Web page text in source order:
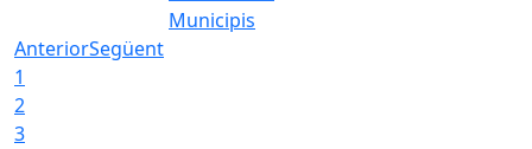
Municipis
AnteriorSegüent
1
2
3